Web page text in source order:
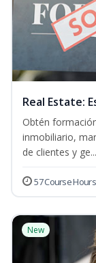
Real Estate:
Obtén
inmobiliario,
de clientes y ge...
57 Course Hours
New